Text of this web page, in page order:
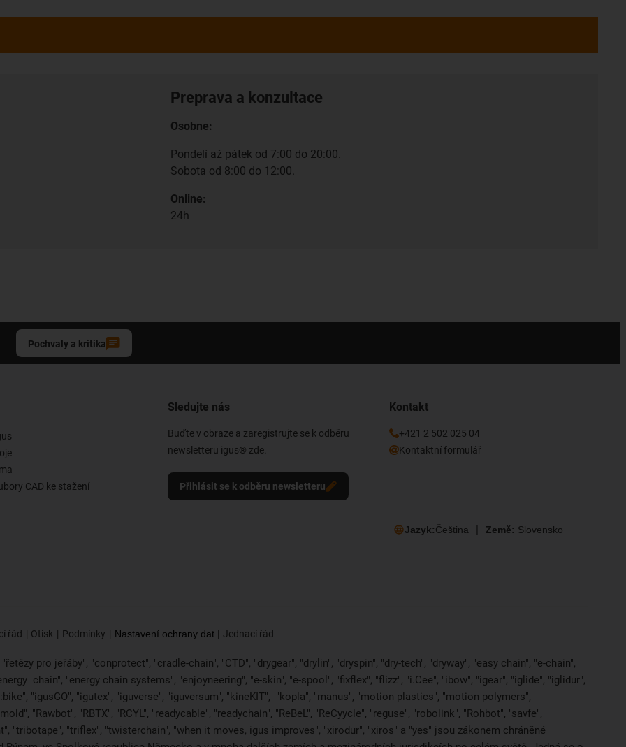
Preprava a konzultace
Osobne:
Pondelí až pátek od 7:00 do 20:00.
Sobota od 8:00 do 12:00.
Online:
24h
Pochvaly a kritika
CAD ke stažení
Sledujte nás
Buďte v obraze a zaregistrujte se k odběru
newsletteru igus® zde.
Přihlásit se k odběru newsletteru
Kontakt
+421 2 502 025 04
Kontaktní formulář
Jazyk:Čeština Země: Slovensko
řád Otisk Podmínky Nastavení ochrany dat Jednací řád
pro jeřáby", "conprotect", "cradle-chain", "CTD", "drygear", "drylin", "dryspin", "dry-tech", "dryway", "easy chain", "e-chain",
chain", "energy chain systems", "enjoyneering", "e-skin", "e-spool", "fixflex", "flizz", "i.Cee", "ibow", "igear", "iglide", "iglidur",
"igusGO", "igutex", "iguverse", "iguversum", "kineKIT", "kopla", "manus", "motion plastics", "motion polymers",
"Rawbot", "RBTX", "RCYL", "readycable", "readychain", "ReBeL", "ReCyycle", "reguse", "robolink", "Rohbot", "savfe",
"tribotape", "triflex", "twisterchain", "when it moves, igus improves", "xirodur", "xiros" a "yes" jsou zákonem chráněné